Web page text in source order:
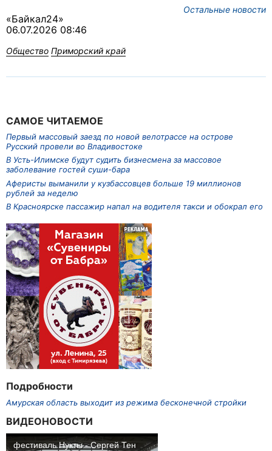
Остальные новости
«Байкал24»
06.07.2026 08:46
Общество Приморский край
САМОЕ ЧИТАЕМОЕ
Первый массовый заезд по новой велотрассе на острове
Русский провели во Владивостоке
В Усть-Илимске будут судить бизнесмена за массовое
заболевание гостей суши-бара
Аферисты выманили у кузбассовцев больше 19 миллионов
рублей за неделю
В Красноярске пассажир напал на водителя такси и обокрал его
Подробности
Амурская область выходит из режима бесконечной стройки
ВИДЕОНОВОСТИ